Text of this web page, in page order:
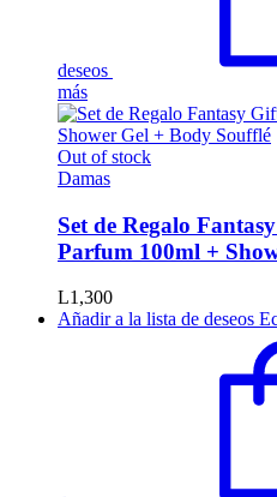
deseos
más
Out of stock
Damas
Set de Regalo
Parfum 100ml +
L1,300
Añadir a la lista de deseos